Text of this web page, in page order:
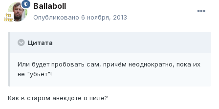
Ballaboll
Опубликовано 6 ноября, 2013
Цитата
Или будет пробовать сам, причём неоднократно, пока их
не "убьёт"!
Как в старом анекдоте о пиле?